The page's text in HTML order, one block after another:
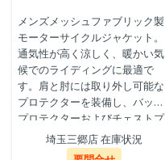
メンズメッシュファブリック製
モーターサイクルジャケット。
通気性が高く涼しく、暖かい気
候でのライディングに最適で
す。肩と肘には取り外し可能な
プロテクターを装備し、バック
プロテクターおよびチェストプ
ロテクターにも対応していま
埼玉三郷店 在庫状況